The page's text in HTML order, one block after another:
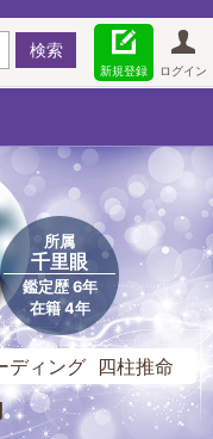
ログイン
新規登録
所属
千里眼
鑑定歴 6年
在籍 4年
ディング 四柱推命